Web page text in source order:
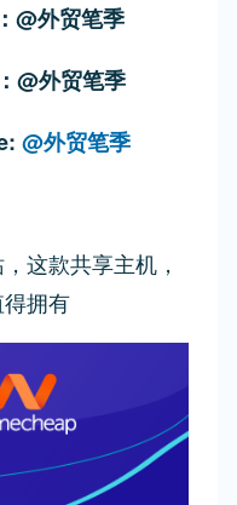
@外贸笔季
外贸笔季
@外贸笔季
这款共享主机，
拥有